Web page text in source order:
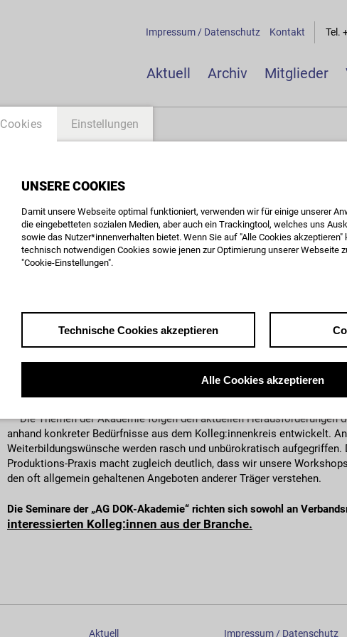
Impressum / Datenschutz Kontakt Tel.
Aktuell Archiv Mitglieder
AG DOK Akademie
PROFESSIONELL UND AUF HÖCHSTEM NIVEAU
Das ist das zentrale Anliegen der AG DOK Akademie. Dabei legen wir
Themen, die Qualität der Inhalte und die Qualifikation der Lehrenden.
Vollblutprofis aus der Bewegtbildindustrie sind uns genauso
Avantgardist:innen, die heute schon vorwegnehmen, was morgen zum
Die Themen der Akademie folgen den aktuellen Herausforderungen
anhand konkreter Bedürfnisse aus dem Kolleg:innenkreis entwickelt.
Weiterbildungswünsche werden rasch und unbürokratisch aufgegriffen.
Produktions-Praxis macht zugleich deutlich, dass wir unsere
den oft allgemein gehaltenen Angeboten anderer Träger verstehen.
Die Seminare der „AG DOK-Akademie“ richten sich sowohl an
interessierten Kolleg:innen aus der Branche.
Aktuell Impressum / Datenschutz
Cookies Einstellungen
UNSERE COOKIES
Damit unsere Webseite optimal funktioniert, verwenden wir für einige unserer
die eingebetteten sozialen Medien, aber auch ein Trackingtool, welches uns
sowie das Nutzer*innenverhalten bietet. Wenn Sie auf "Alle Cookies
technisch notwendigen Cookies sowie jenen zur Optimierung unserer Webseite
"Cookie-Einstellungen".
Technische Cookies akzeptieren
Alle Cookies akzeptieren